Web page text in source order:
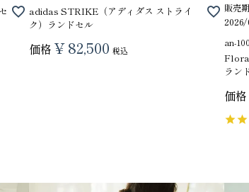
赤ずきんちゃんのランドセル
adidas STRIKE（アディダス ストライ
ク）ランドセル
価格 ¥ 82,500 税込
販売
an-
ラン
価格